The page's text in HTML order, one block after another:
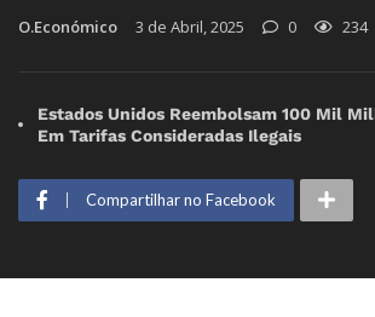
O.Económico 3 de Abril, 2025 0 234
Estados Unidos Reembolsam 100 Mil
Em Tarifas Consideradas Ilegais
Compartilhar no Facebook